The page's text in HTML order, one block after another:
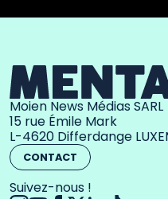
Moien News Médias SARL
15 rue Émile Mark
L-4620 Differdange
CONTACT
Suivez-nous !